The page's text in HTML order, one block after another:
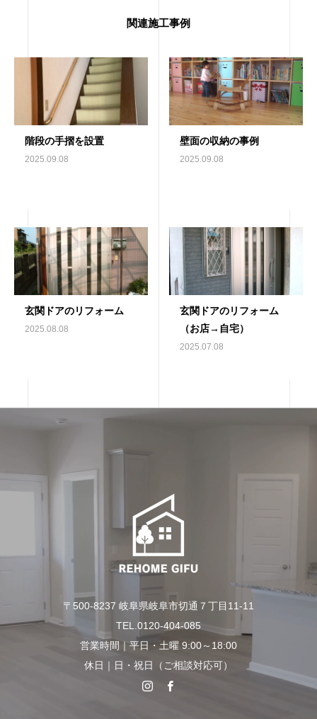
関連施工事例
階段の手摺を設置
2025.09.08
壁面の収納の事例
2025.09.08
玄関ドアのリフォーム
2025.08.08
玄関ドアのリフォーム
（お店→自宅）
2025.07.08
〒500-8237 岐阜県岐阜市切通７丁目11-11
TEL.0120-404-085
営業時間｜平日・土曜 9:00～18:00
休日｜日・祝日（ご相談対応可）